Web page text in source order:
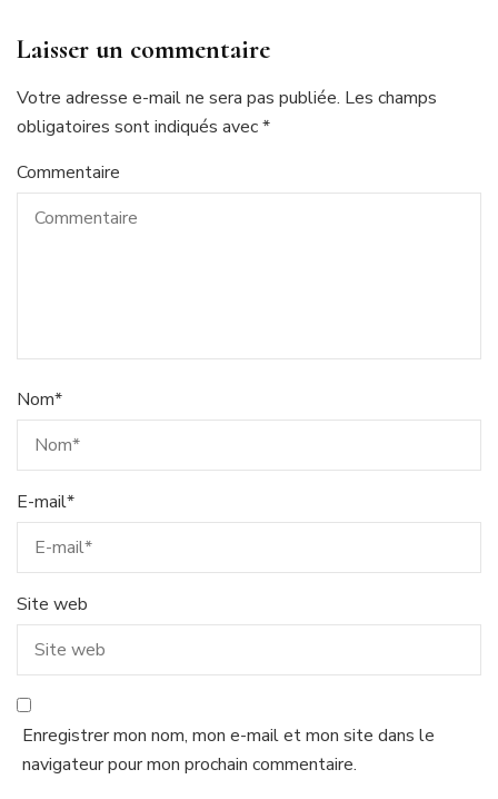
Laisser un commentaire
Votre adresse e-mail ne sera pas publiée. Les champs
obligatoires sont indiqués avec*
Commentaire
Nom*
E-mail*
Site web
Enregistrer mon nom, mon e-mail et mon site dans le
navigateur pour mon prochain commentaire.